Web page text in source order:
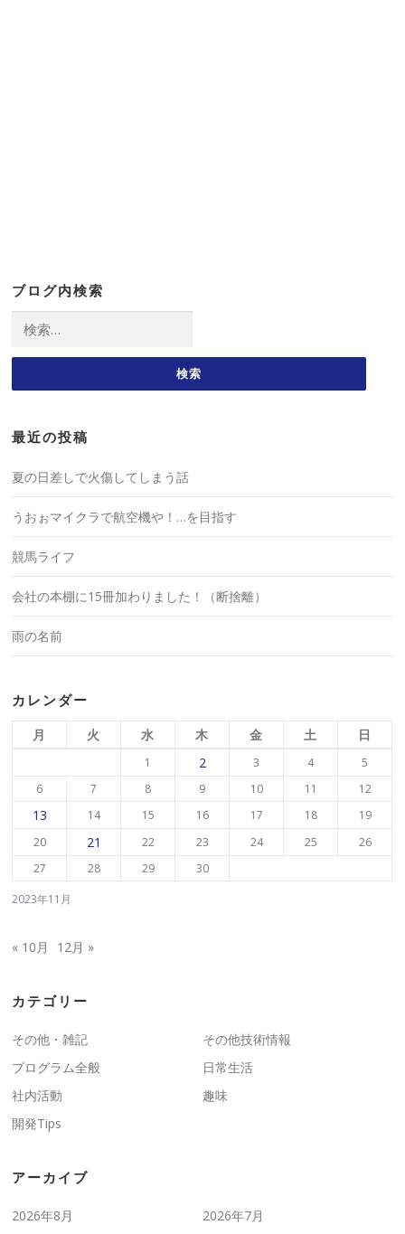
ブログ内検索
索:
最近の投稿
夏の日差しで火傷してしまう話
うおぉマイクラで航空機や！…を目指す
競馬ライフ
会社の本棚に15冊加わりました！（断捨離）
雨の名前
カレンダー
2023年11月
月 火 水 木 金 土 日
1 2 3 4
5
6
7 8 9 10 11 12
13 14 15 16 17 18
19
20
21 22 23 24 25
26
27
28 29 30
« 10月 12月 »
カテゴリー
その他・雑記
その他技術情報
プログラム全般
日常生活
社内活動
趣味
開発Tips
アーカイブ
2026年8月
2026年7月